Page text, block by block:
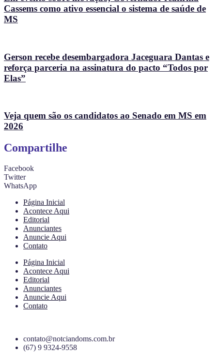
Cassems como ativo essencial o sistema de saúde de
MS
Gerson recebe desembargadora Jaceguara Dantas e
reforça parceria na assinatura do pacto “Todos por
Elas”
Veja quem são os candidatos ao Senado em MS em
2026
Compartilhe
Facebook
Twitter
WhatsApp
Página Inicial
Acontece Aqui
Editorial
Anunciantes
Anuncie Aqui
Contato
Página Inicial
Acontece Aqui
Editorial
Anunciantes
Anuncie Aqui
Contato
contato@notciandoms.com.br
(67) 9 9324-9558